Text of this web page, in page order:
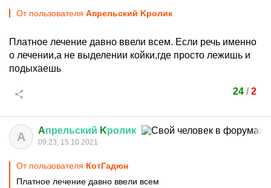
От пользователя Aпрельский Kролик
Платное лечение давно ввели всем. Если речь именно
о лечении,а не выделении койки,где просто лежишь и
подыхаешь
24 / 2
A Aпрельский Kролик
09:23, 15.10.2021
От пользователя КотГадюн
Платное лечение давно ввели всем